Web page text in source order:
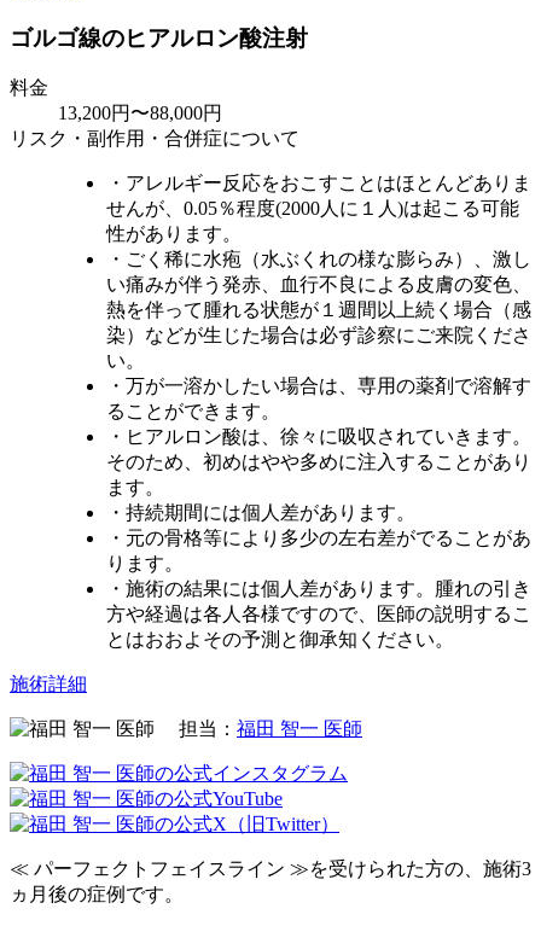
ゴルゴ線のヒアルロン酸注射
料金
13,200円〜88,000円
リスク・副作用・合併症について
・アレルギー反応をおこすことはほとんどありま
せんが、0.05％程度(2000人に１人)は起こる可能
性があります。
・ごく稀に水疱（水ぶくれの様な膨らみ）、激し
い痛みが伴う発赤、血行不良による皮膚の変色、
熱を伴って腫れる状態が１週間以上続く場合（感
染）などが生じた場合は必ず診察にご来院くださ
い。
・万が一溶かしたい場合は、専用の薬剤で溶解す
ることができます。
・ヒアルロン酸は、徐々に吸収されていきます。
そのため、初めはやや多めに注入することがあり
ます。
・持続期間には個人差があります。
・元の骨格等により多少の左右差がでることがあ
ります。
・施術の結果には個人差があります。腫れの引き
方や経過は各人各様ですので、医師の説明するこ
とはおおよその予測と御承知ください。
施術詳細
担当： 福田 智一 医師
≪ パーフェクトフェイスライン ≫を受けられた方の、施術3
ヵ月後の症例です。